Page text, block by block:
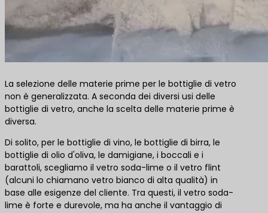
La selezione delle materie prime per le bottiglie di vetro
non è generalizzata. A seconda dei diversi usi delle
bottiglie di vetro, anche la scelta delle materie prime è
diversa.
Di solito, per le bottiglie di vino, le bottiglie di birra, le
bottiglie di olio d'oliva, le damigiane, i boccali e i
barattoli, scegliamo il vetro soda-lime o il vetro flint
(alcuni lo chiamano vetro bianco di alta qualità) in
base alle esigenze del cliente. Tra questi, il vetro soda-
lime è forte e durevole, ma ha anche il vantaggio di